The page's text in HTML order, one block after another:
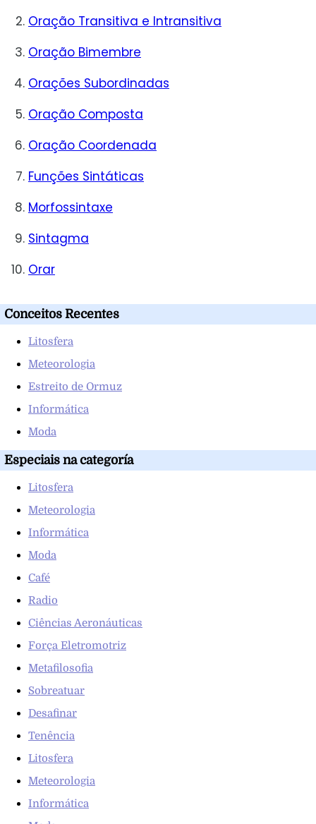
Oração Transitiva e Intransitiva
Oração Bimembre
Orações Subordinadas
Oração Composta
Oração Coordenada
Funções Sintáticas
Morfossintaxe
Sintagma
Orar
Conceitos Recentes
Litosfera
Meteorologia
Estreito de Ormuz
Informática
Moda
Especiais na categoría
Litosfera
Meteorologia
Informática
Moda
Café
Radio
Ciências Aeronáuticas
Força Eletromotriz
Metafilosofia
Sobreatuar
Desafinar
Tenência
Litosfera
Meteorologia
Informática